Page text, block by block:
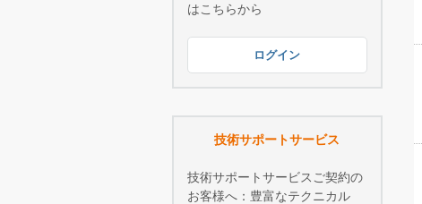
はこちらから
ログイン
技術サポートサービス
技術サポートサービスご契約の
お客様へ：豊富なテクニカル